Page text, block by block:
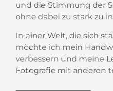
und die Stimmung der
ohne dabei zu stark zu
In einer Welt, die sich
möchte ich mein
verbessern und meine
Fotografie mit anderen